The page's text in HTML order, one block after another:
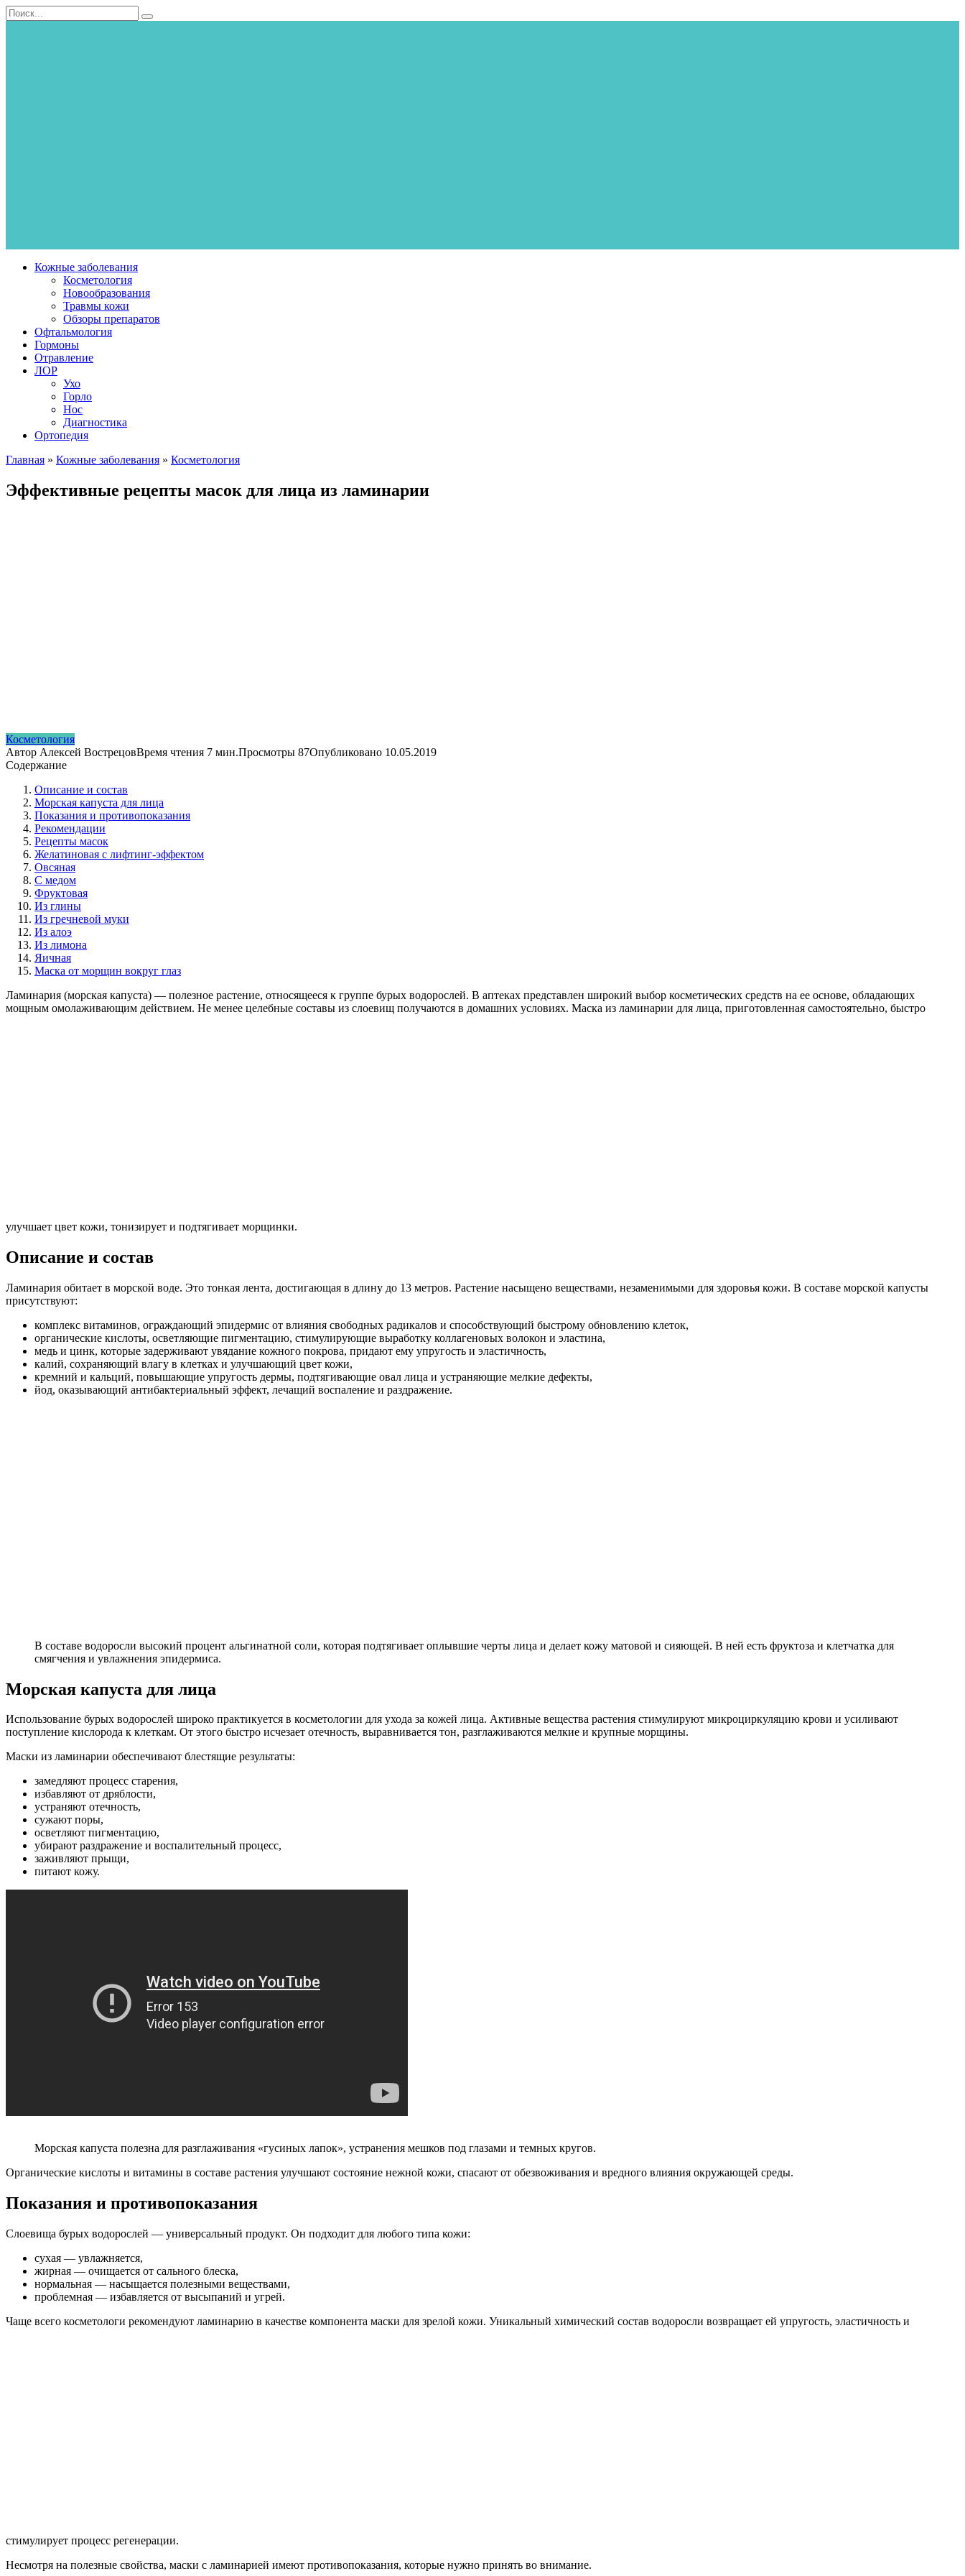
Перейти
к
Search
for:
Кожные заболевания
Косметология
Новообразования
Травмы кожи
Обзоры препаратов
Офтальмология
Гормоны
Отравление
ЛОР
Ухо
Горло
Нос
Диагностика
Ортопедия
Главная » Кожные заболевания » Косметология
Эффективные рецепты масок для лица из ламинарии
Косметология
Автор Алексей ВострецовВремя чтения 7 мин.Просмотры 87Опубликовано 10.05.2019
Содержание
Описание и состав
Морская капуста для лица
Показания и противопоказания
Рекомендации
Рецепты масок
Желатиновая с лифтинг-эффектом
Овсяная
С медом
Фруктовая
Из глины
Из гречневой муки
Из алоэ
Из лимона
Яичная
Маска от морщин вокруг глаз
Ламинария (морская капуста) — полезное растение, относящееся к группе бурых водорослей. В аптеках представлен широкий выбор косметических средств на ее основе, обладающих
мощным омолаживающим действием. Не менее целебные составы из слоевищ получаются в домашних условиях. Маска из ламинарии для лица, приготовленная самостоятельно, быстро
улучшает цвет кожи, тонизирует и подтягивает морщинки.
Описание и состав
Ламинария обитает в морской воде. Это тонкая лента, достигающая в длину до 13 метров. Растение насыщено веществами, незаменимыми для здоровья кожи. В составе морской капусты
присутствуют:
комплекс витаминов, ограждающий эпидермис от влияния свободных радикалов и способствующий быстрому обновлению клеток,
органические кислоты, осветляющие пигментацию, стимулирующие выработку коллагеновых волокон и эластина,
медь и цинк, которые задерживают увядание кожного покрова, придают ему упругость и эластичность,
калий, сохраняющий влагу в клетках и улучшающий цвет кожи,
кремний и кальций, повышающие упругость дермы, подтягивающие овал лица и устраняющие мелкие дефекты,
йод, оказывающий антибактериальный эффект, лечащий воспаление и раздражение.
В составе водоросли высокий процент альгинатной соли, которая подтягивает оплывшие черты лица и делает кожу матовой и сияющей. В ней есть фруктоза и клетчатка для
смягчения и увлажнения эпидермиса.
Морская капуста для лица
Использование бурых водорослей широко практикуется в косметологии для ухода за кожей лица. Активные вещества растения стимулируют микроциркуляцию крови и усиливают
поступление кислорода к клеткам. От этого быстро исчезает отечность, выравнивается тон, разглаживаются мелкие и крупные морщины.
Маски из ламинарии обеспечивают блестящие результаты:
замедляют процесс старения,
избавляют от дряблости,
устраняют отечность,
сужают поры,
осветляют пигментацию,
убирают раздражение и воспалительный процесс,
заживляют прыщи,
питают кожу.
Морская капуста полезна для разглаживания «гусиных лапок», устранения мешков под глазами и темных кругов.
Органические кислоты и витамины в составе растения улучшают состояние нежной кожи, спасают от обезвоживания и вредного влияния окружающей среды.
Показания и противопоказания
Слоевища бурых водорослей — универсальный продукт. Он подходит для любого типа кожи:
сухая — увлажняется,
жирная — очищается от сального блеска,
нормальная — насыщается полезными веществами,
проблемная — избавляется от высыпаний и угрей.
Чаще всего косметологи рекомендуют ламинарию в качестве компонента маски для зрелой кожи. Уникальный химический состав водоросли возвращает ей упругость, эластичность и
стимулирует процесс регенерации.
Несмотря на полезные свойства, маски с ламинарией имеют противопоказания, которые нужно принять во внимание.